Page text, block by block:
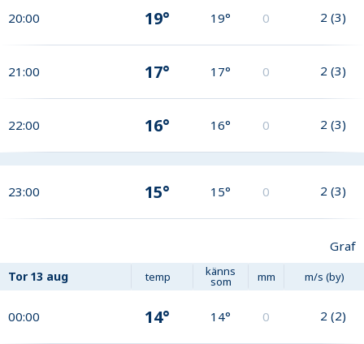
20:00 19° 19° 0 2 (3)
21:00 17° 17° 0 2 (3)
22:00 16° 16° 0 2 (3)
23:00 15° 15° 0 2 (3)
Graf
Tor 13 aug temp känns
som mm m/s (by)
00:00 14° 14° 0 2 (2)